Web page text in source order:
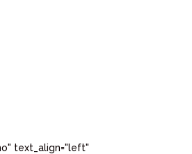
text_align="left"